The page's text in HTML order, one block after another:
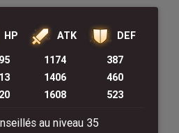
HP ATK
DEF
1174
387
1406
460
1608 523
au niveau 35